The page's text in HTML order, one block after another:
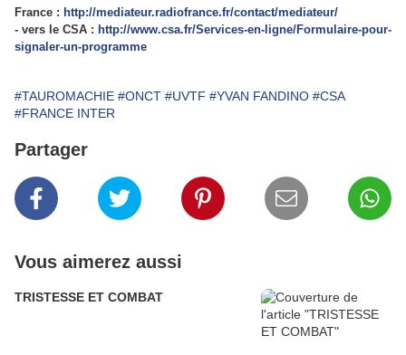
France : http://mediateur.radiofrance.fr/contact/mediateur/
- vers le CSA : http://www.csa.fr/Services-en-ligne/Formulaire-pour-
signaler-un-programme
#TAUROMACHIE #ONCT #UVTF #YVAN FANDINO #CSA
#FRANCE INTER
Partager
Vous aimerez aussi
TRISTESSE ET COMBAT